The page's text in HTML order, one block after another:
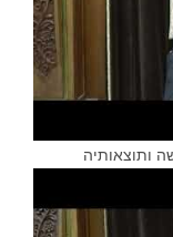
ותוצאותיה